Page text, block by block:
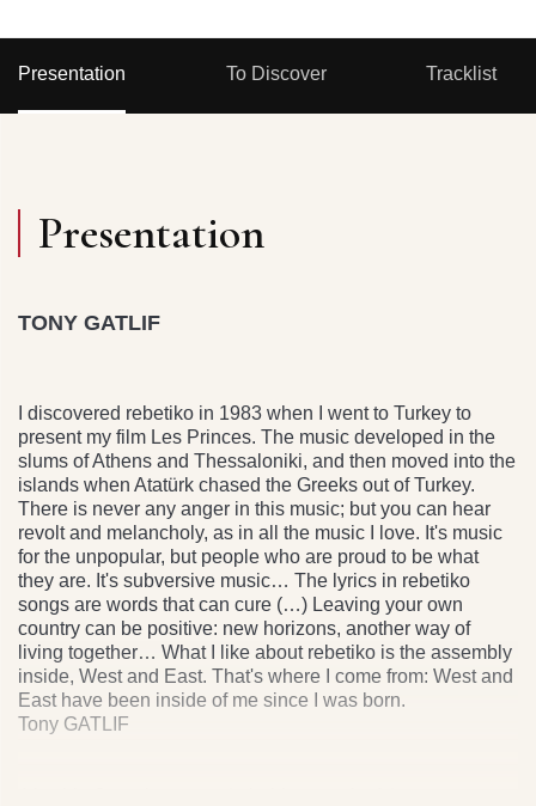
Presentation To Discover Tracklist
Presentation
TONY GATLIF
I discovered rebetiko in 1983 when I went to Turkey to
present my film Les Princes. The music developed in the
slums of Athens and Thessaloniki, and then moved into the
islands when Atatürk chased the Greeks out of Turkey.
There is never any anger in this music; but you can hear
revolt and melancholy, as in all the music I love. It's music
for the unpopular, but people who are proud to be what
they are. It's subversive music… The lyrics in rebetiko
songs are words that can cure (…) Leaving your own
country can be positive: new horizons, another way of
living together… What I like about rebetiko is the assembly
inside, West and East. That's where I come from: West and
East have been inside of me since I was born.
Tony GATLIF